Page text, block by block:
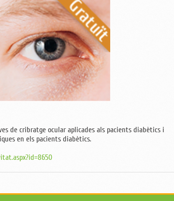
de cribratge ocular aplicades als pacients diabètics i
en els pacients diabètics.